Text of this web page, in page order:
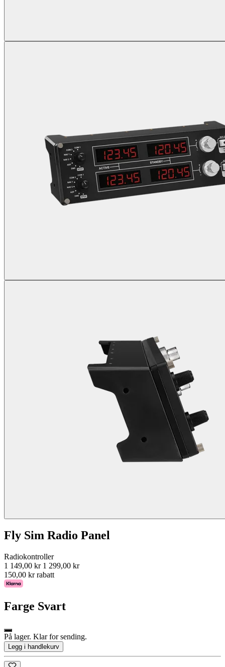
Fly Sim Radio Panel
Radiokontroller
1 149,00 kr 1 299,00 kr
150,00 kr rabatt
Farge Svart
På lager. Klar for sending.
Legg i handlekurv